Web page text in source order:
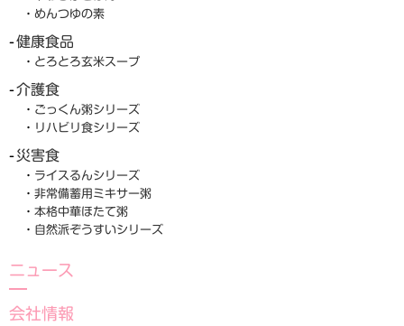
めんつゆの素
健康食品
とろとろ玄米スープ
介護食
ごっくん粥シリーズ
リハビリ食シリーズ
災害食
ライスるんシリーズ
非常備蓄用ミキサー粥
本格中華ほたて粥
自然派ぞうすいシリーズ
ニュース
会社情報